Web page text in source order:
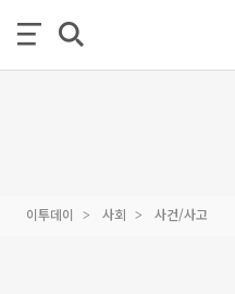
이투데이 사회 사건/사고